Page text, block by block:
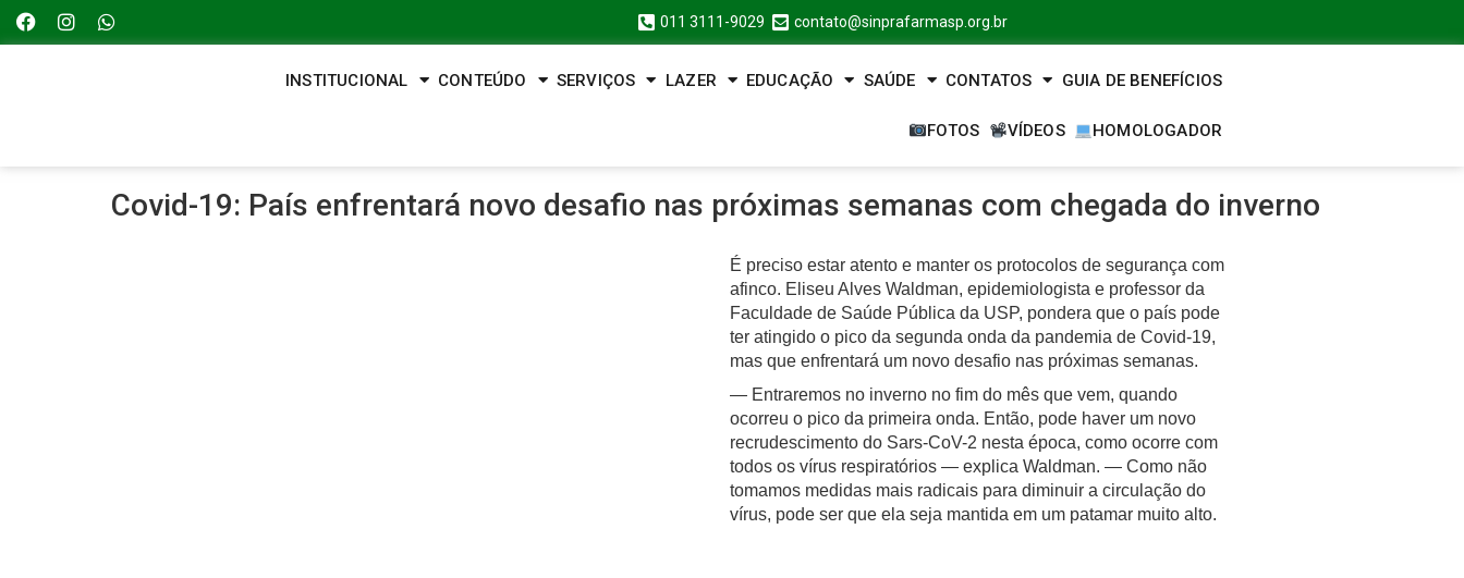
011 3111-9029 contato@sinprafarmasp.org.br
INSTITUCIONAL CONTEÚDO SERVIÇOS LAZER EDUCAÇÃO SAÚDE CONTATOS GUIA DE BENEFÍCIOS
FOTOS VÍDEOS HOMOLOGADOR
Covid-19: País enfrentará novo desafio nas próximas semanas com chegada do inverno
É preciso estar atento e manter os protocolos de segurança com
afinco. Eliseu Alves Waldman, epidemiologista e professor da
Faculdade de Saúde Pública da USP, pondera que o país pode
ter atingido o pico da segunda onda da pandemia de Covid-19,
mas que enfrentará um novo desafio nas próximas semanas.
— Entraremos no inverno no fim do mês que vem, quando
ocorreu o pico da primeira onda. Então, pode haver um novo
recrudescimento do Sars-CoV-2 nesta época, como ocorre com
todos os vírus respiratórios — explica Waldman. — Como não
tomamos medidas mais radicais para diminuir a circulação do
vírus, pode ser que ela seja mantida em um patamar muito alto.